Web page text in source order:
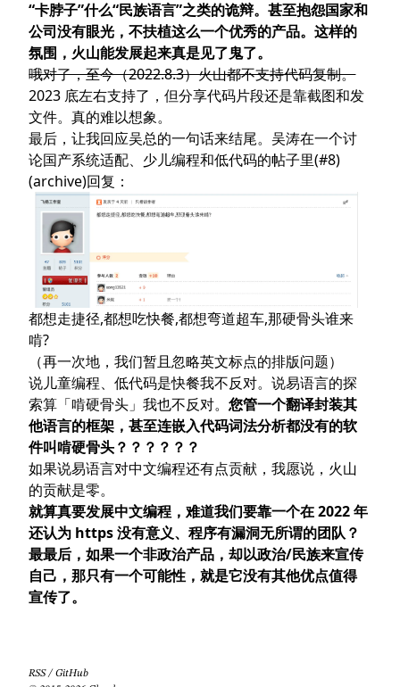
“卡脖子”什么“民族语言”之类的诡辩。甚至抱怨国家和
公司没有眼光，不扶植这么一个优秀的产品。这样的
氛围，火山能发展起来真是见了鬼了。
哦对了，至今（2022.8.3）火山都不支持代码复制。
2023 底左右支持了，但分享代码片段还是靠截图和发
文件。真的难以想象。
最后，让我回应吴总的一句话来结尾。吴涛在一个讨
论国产系统适配、少儿编程和低代码的帖子里(#8)
(archive)回复：
都想走捷径,都想吃快餐,都想弯道超车,那硬骨头谁来
啃?
（再一次地，我们暂且忽略英文标点的排版问题）
说儿童编程、低代码是快餐我不反对。说易语言的探
索算「啃硬骨头」我也不反对。您管一个翻译封装其
他语言的框架，甚至连嵌入代码词法分析都没有的软
件叫啃硬骨头？？？？？？
如果说易语言对中文编程还有点贡献，我愿说，火山
的贡献是零。
就算真要发展中文编程，难道我们要靠一个在 2022 年
还认为 https 没有意义、程序有漏洞无所谓的团队？
最最后，如果一个非政治产品，却以政治/民族来宣传
自己，那只有一个可能性，就是它没有其他优点值得
宣传了。
RSS/GitHub